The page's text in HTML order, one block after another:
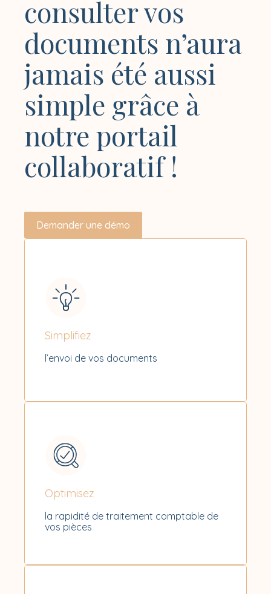
consulter vos
documents n’aura
jamais été aussi
simple grâce à
notre portail
collaboratif !
Demander une démo
Simplifiez
l’envoi de vos documents
Optimisez
la rapidité de traitement comptable de
vos pièces